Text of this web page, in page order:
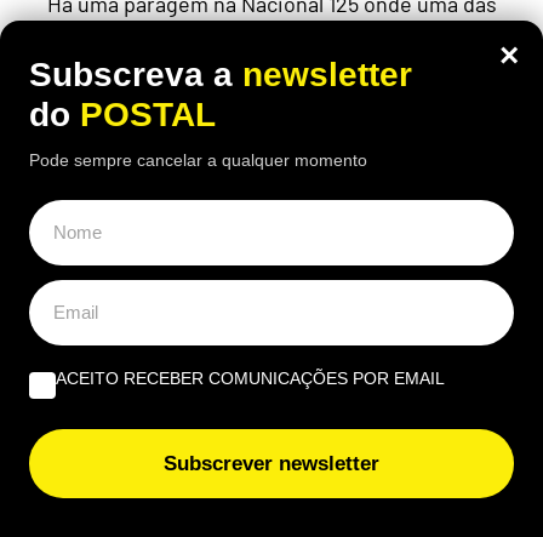
Algarve continuam a chamar clientes durante o
verão
×
Subscreva a newsletter
do POSTAL
Pode sempre cancelar a qualquer momento
ACEITO RECEBER COMUNICAÇÕES POR EMAIL
Subscrever newsletter